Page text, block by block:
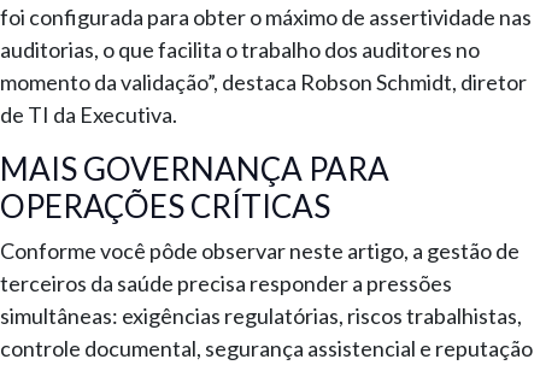
foi configurada para obter o máximo de assertividade nas
auditorias, o que facilita o trabalho dos auditores no
momento da validação”, destaca Robson Schmidt, diretor
de TI da Executiva.
MAIS GOVERNANÇA PARA
OPERAÇÕES CRÍTICAS
Conforme você pôde observar neste artigo, a gestão de
terceiros da saúde precisa responder a pressões
simultâneas: exigências regulatórias, riscos trabalhistas,
controle documental, segurança assistencial e reputação